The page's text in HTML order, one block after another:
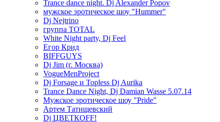
Trance dance night. Dj Alexander Popov
мужское эротическое шоу "Hummer"
Dj Nejtrino
группа TOTAL
White Night party, Dj Feel
Егор Крид
BIFFGUYS
Dj Jim (г. Москва)
VogueMenProject
Dj Forsage и Topless Dj Aurika
Trance Dance Night, Dj Damian Wasse 5.07.14
Мужское эротическое шоу "Pride"
Артем Татищевский
Dj ЦВЕТКOFF!